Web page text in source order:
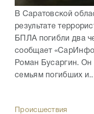
В Саратовской
результате
БПЛА погибли два
сообщает
Роман Бусаргин. Он
семьям погибших
Происшествия